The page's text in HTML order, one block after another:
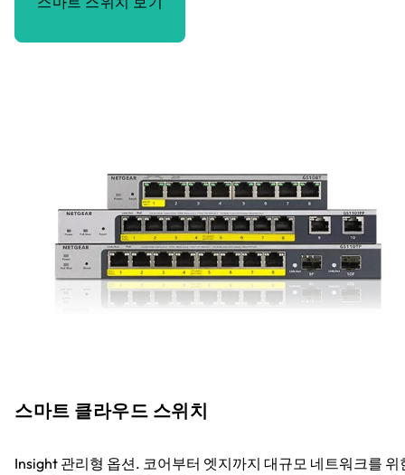
스마트 클라우드 스위치
Insight 관리형 옵션. 코어부터 엣지까지 대규모 네트워크를 위